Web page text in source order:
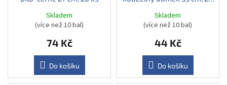
Skladem
(více než 10 bal)
74 Kč
Do košíku
Skladem
(více než 10 bal)
44 Kč
Do košíku